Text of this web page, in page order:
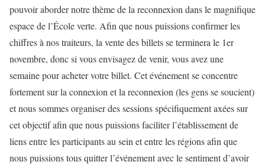
pouvoir aborder notre thème de la reconnexion dans le magnifique
espace de l’École verte. Afin que nous puissions confirmer les
chiffres à nos traiteurs, la vente des billets se terminera le 1er
novembre, donc si vous envisagez de venir, vous avez une
semaine pour acheter votre billet. Cet événement se concentre
fortement sur la connexion et la reconnexion (les gens se soucient)
et nous sommes organiser des sessions spécifiquement axées sur
cet objectif afin que nous puissions faciliter l’établissement de
liens entre les participants au sein et entre les régions afin que
nous puissions tous quitter l’événement avec le sentiment d’avoir